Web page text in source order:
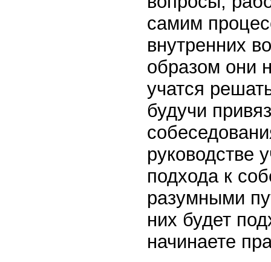
самим
внутренних
образом они
учатся
будучи
руководстве
подхода к
разумными
них будет
начинаете